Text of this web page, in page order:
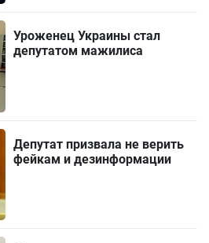
Уроженец Украины стал
депутатом мажилиса
Депутат призвала не верить
фейкам и дезинформации